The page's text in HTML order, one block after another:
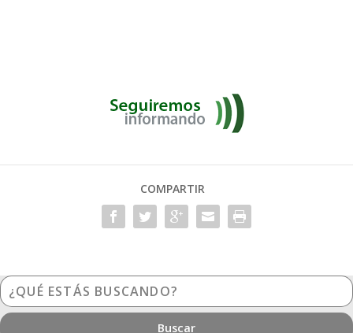
COMPARTIR
¿Qué
estás
buscando?